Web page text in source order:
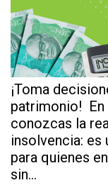
¡Toma
patrimonio! En
conozcas la
insolvencia: es
para quienes
sin…